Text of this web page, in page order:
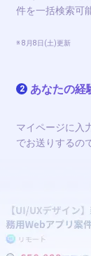
件を一括検索可
※ 8月8日(土)更新
2 あなたの経
マイページに入
でお送りするの